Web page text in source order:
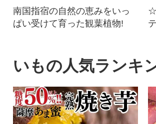
南国指宿の自然の恵みをいっ
ぱい受けて育った観葉植物!
☆
テリ
いもの人気ランキ